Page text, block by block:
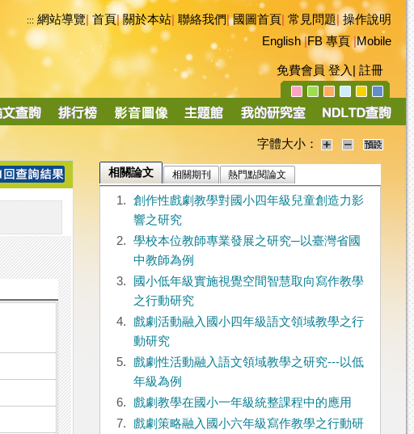
::: 網站導覽|首頁|關於本站 聯絡我們|國圖首頁 常見問題|操作說明
English|FB 專頁|Mobile
免費會員 登入 註冊
字體大小：
相關論文 相關期刊 熱門點閱論文
1.
創作性戲劇教學對國小四年級兒童創造力影
響之研究
2.
學校本位教師專業發展之研究─以臺灣省國
中教師為例
3.
國小低年級實施視覺空間智慧取向寫作教學
之行動研究
4.
戲劇活動融入國小四年級語文領域教學之行
動研究
5.
戲劇性活動融入語文領域教學之研究---以低
年級為例
6.
戲劇教學在國小一年級統整課程中的應用
7.
戲劇策略融入國小六年級寫作教學之行動研